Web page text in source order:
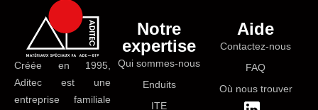
Créée en 1995,
Aditec est une
entreprise familiale
Notre
expertise
Qui sommes-nous
Enduits
ITE
Aide
Contactez-nous
FAQ
Où nous trouver